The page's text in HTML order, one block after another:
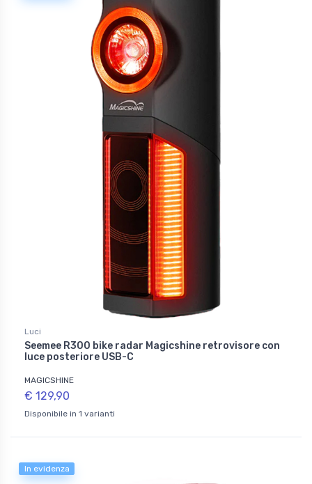
Luci
Seemee R300 bike radar Magicshine retrovisore con
luce posteriore USB-C
MAGICSHINE
€ 129,90
Disponibile in 1 varianti
In evidenza